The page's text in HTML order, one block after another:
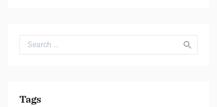
Search for:
Tags